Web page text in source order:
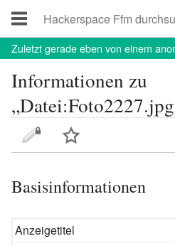
Zuletztgerade eben von einem
Informationen zu
Basisinformationen
Anzeigetitel